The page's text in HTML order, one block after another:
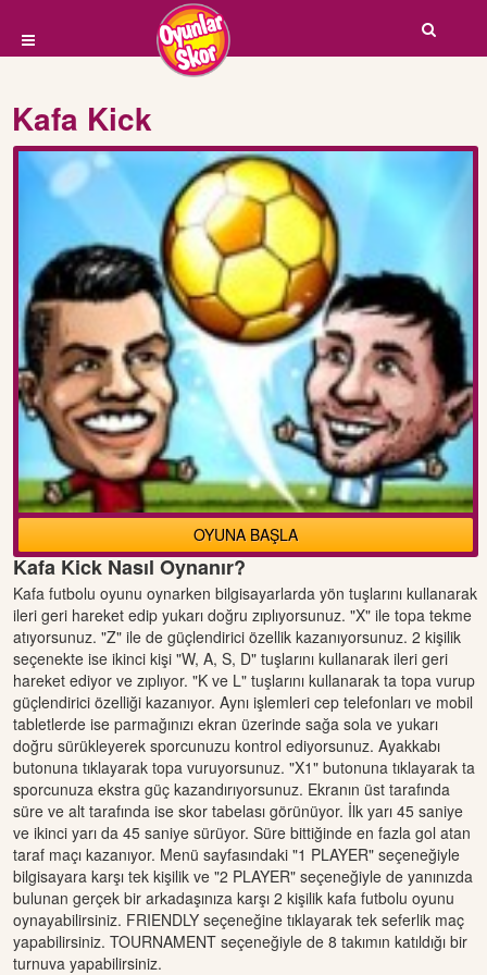
Kafa Kick
OYUNA BAŞLA
Kafa Kick Nasıl Oynanır?
Kafa futbolu oyunu oynarken bilgisayarlarda yön tuşlarını kullanarak
ileri geri hareket edip yukarı doğru zıplıyorsunuz. "X" ile topa tekme
atıyorsunuz. "Z" ile de güçlendirici özellik kazanıyorsunuz. 2 kişilik
seçenekte ise ikinci kişi "W, A, S, D" tuşlarını kullanarak ileri geri
hareket ediyor ve zıplıyor. "K ve L" tuşlarını kullanarak ta topa vurup
güçlendirici özelliği kazanıyor. Aynı işlemleri cep telefonları ve mobil
tabletlerde ise parmağınızı ekran üzerinde sağa sola ve yukarı
doğru sürükleyerek sporcunuzu kontrol ediyorsunuz. Ayakkabı
butonuna tıklayarak topa vuruyorsunuz. "X1" butonuna tıklayarak ta
sporcunuza ekstra güç kazandırıyorsunuz. Ekranın üst tarafında
süre ve alt tarafında ise skor tabelası görünüyor. İlk yarı 45 saniye
ve ikinci yarı da 45 saniye sürüyor. Süre bittiğinde en fazla gol atan
taraf maçı kazanıyor. Menü sayfasındaki "1 PLAYER" seçeneğiyle
bilgisayara karşı tek kişilik ve "2 PLAYER" seçeneğiyle de yanınızda
bulunan gerçek bir arkadaşınıza karşı 2 kişilik kafa futbolu oyunu
oynayabilirsiniz. FRIENDLY seçeneğine tıklayarak tek seferlik maç
yapabilirsiniz. TOURNAMENT seçeneğiyle de 8 takımın katıldığı bir
turnuva yapabilirsiniz.